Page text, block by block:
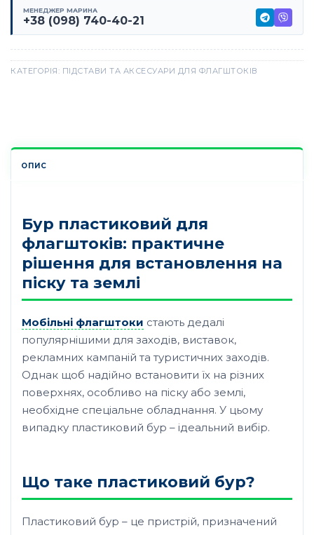
МЕНЕДЖЕР МАРИНА
+38 (098) 740-40-21
КАТЕГОРІЯ: ПІДСТАВИ ТА АКСЕСУАРИ ДЛЯ ФЛАГШТОКІВ
ОПИС
Бур пластиковий для
флагштоків: практичне
рішення для встановлення на
піску та землі
Мобільні флагштоки стають дедалі
популярнішими для заходів, виставок,
рекламних кампаній та туристичних заходів.
Однак щоб надійно встановити їх на різних
поверхнях, особливо на піску або землі,
необхідне спеціальне обладнання. У цьому
випадку пластиковий бур – ідеальний вибір.
Що таке пластиковий бур?
Пластиковий бур – це пристрій, призначений